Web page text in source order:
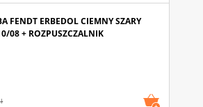
FENDT ERBEDOL CIEMNY SZARY
08 + ROZPUSZCZALNIK